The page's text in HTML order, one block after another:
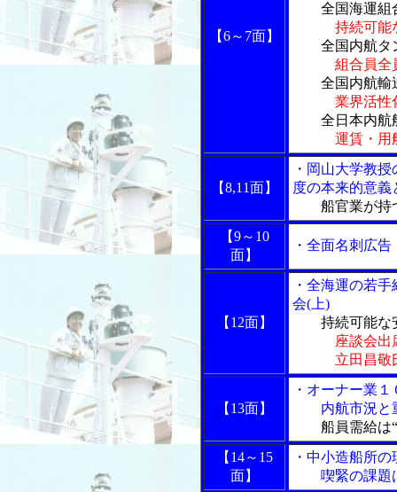
【6～7面】
全国海運組
持続可能
全国内航タ
組合員全
全国内航輸
業界活性
全日本内航
運賃・用
【8,11面】
・岡山大学教
度の本来的意義
船官業が持
【9～10
面】
・全面名刺広告
【12面】
・全海運の若
会(上)
持続可能な
座談会
立田昌敬氏
【13面】
・オーナー業
内航市況と
船員需給は
【14～15
面】
・中小造船所
喫緊の課題は